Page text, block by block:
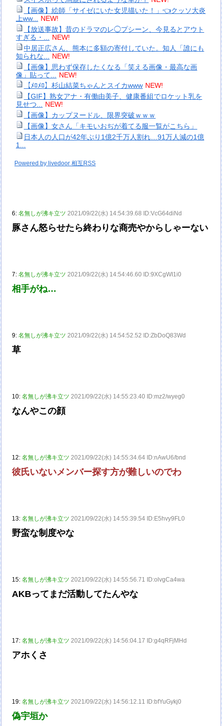
【画像】絵師「サイゼにいた女児描いた！」👈クッソ大炎
上ww...
NEW!
【放送事故】昔のドラマのレ◯プシーン、今見るとアウト
すぎる・...
NEW!
中居正広さん、熊本に多額の寄付していた。知人「誰にも
知られな...
NEW!
【画像】思わず保存したくなる「笑える画像・最高な画
像」貼って...
NEW!
【ﾒﾛﾒﾛ】杉山結菜ちゃんとスイカwww NEW!
【GIF】熟女アナ・有働由美子、健康番組でロケット乳を
見せつ...
NEW!
【画像】カップヌードル、限界突破ｗｗｗ
【画像】女さん「キモいおぢが着てる服一覧がこちら」
日本人の人口が42年ぶり1億2千万人割れ…91万人減の1億
1...
Powered by livedoor 相互RSS
6:名無しが沸キ立ツ 2021/09/22(水) 14:54:39.68 ID:VcG64diNd
豚さん怒らせたら終わりな商売やからしゃーない
7:名無しが沸キ立ツ 2021/09/22(水) 14:54:46.60 ID:9XCgWI1i0
相手がね…
9:名無しが沸キ立ツ 2021/09/22(水) 14:54:52.52 ID:ZbDoQ83Wd
草
10:名無しが沸キ立ツ 2021/09/22(水) 14:55:23.40 ID:mz2/wyeg0
なんやこの顔
12:名無しが沸キ立ツ 2021/09/22(水) 14:55:34.64 ID:nAwU6/bnd
彼氏いないメンバー探す方が難しいのでわ
13:名無しが沸キ立ツ 2021/09/22(水) 14:55:39.54 ID:E5hvy9FL0
野蛮な制度やな
15:名無しが沸キ立ツ 2021/09/22(水) 14:55:56.71 ID:olvgCa4wa
AKBってまだ活動してたんやな
17:名無しが沸キ立ツ 2021/09/22(水) 14:56:04.17 ID:g4qRFjMHd
アホくさ
19:名無しが沸キ立ツ 2021/09/22(水) 14:56:12.11 ID:bfYuGykj0
偽宇垣か